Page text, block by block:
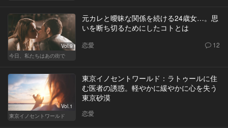
Vol.9
今日、私たちはあの街で
元カレと曖昧な関係を続ける24歳女…。思
いを断ち切るためにしたコトとは
恋愛 12
Vol.1
東京イノセントワールド
東京イノセントワールド：ラトゥールに住
む医者の誘惑。軽やかに緩やかに心を失う
東京砂漠
恋愛